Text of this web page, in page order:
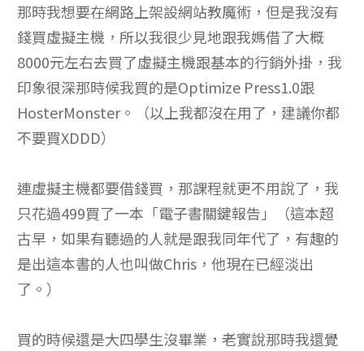
那時我想要在網路上架設網站教魔術，但是我沒有
錢買虛擬主機，所以我很少見地跟我媽借了大概
8000元左右去買了虛擬主機跟基本的行銷外掛，我
印象很深那時候我買的是Optimize Press1.0跟
HosterMonster。（以上我都沒在用了，建議你都
不要買XDDD）
連虛擬主機都要借錢買，那課程就更不用說了，我
只花過499買了一本「電子書關鍵報告」（這本超
古早，如果有聽過的人就是跟我同年代了，有趣的
是出這本書的人也叫做Chris，他現在已經淡出
了。）
買的時候還是大四學生沒畢業，老實說那時我還覺